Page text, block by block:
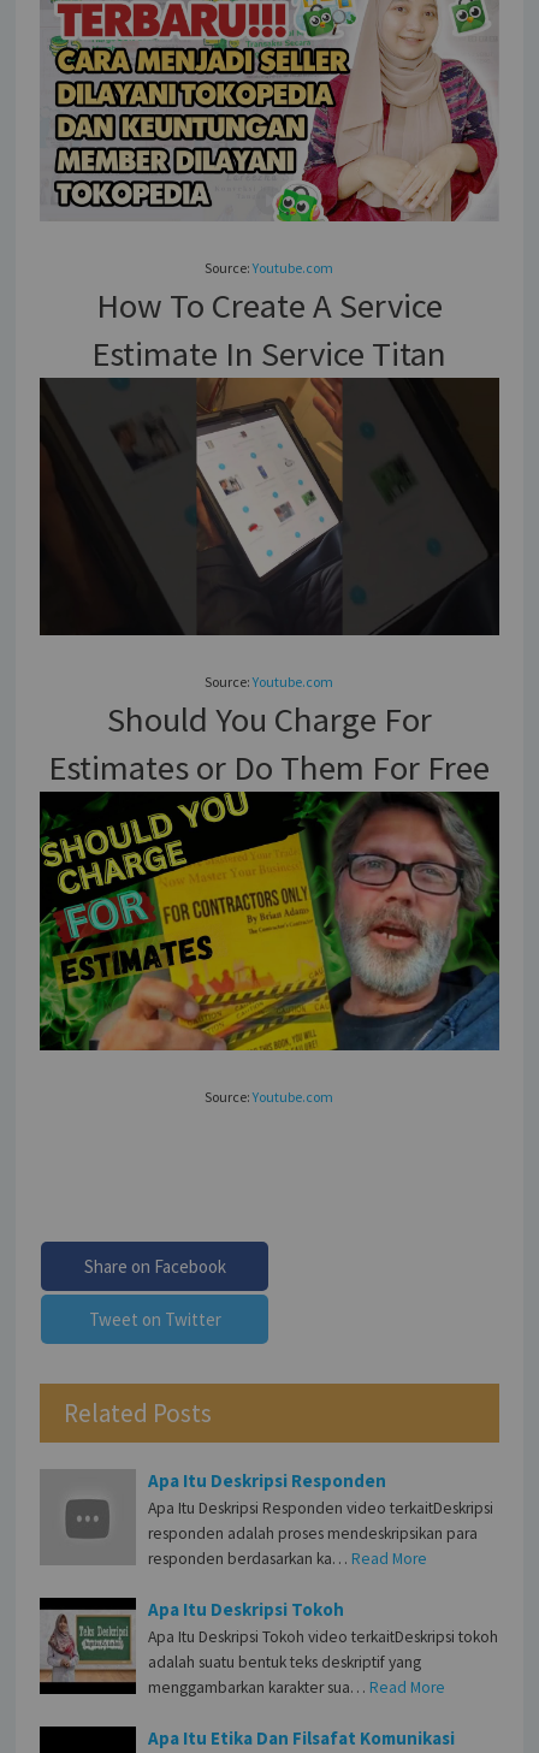
Source:Youtube.com
How To Create A Service
Estimate In Service Titan
Source:Youtube.com
Should You Charge For
Estimates or Do Them For Free
Source:Youtube.com
Share on Facebook
Tweet on Twitter
Related Posts
Apa Itu Deskripsi Responden
Apa Itu Deskripsi Responden video terkaitDeskripsi
responden adalah proses mendeskripsikan para
responden berdasarkan ka… Read More
Apa Itu Deskripsi Tokoh
Apa Itu Deskripsi Tokoh video terkaitDeskripsi tokoh
adalah suatu bentuk teks deskriptif yang
menggambarkan karakter sua… Read More
Apa Itu Etika Dan Filsafat Komunikasi